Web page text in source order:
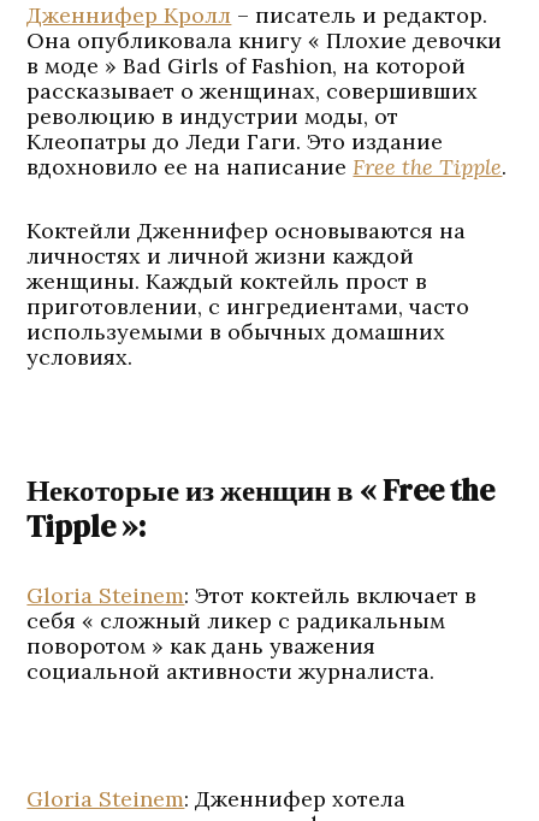
Дженнифер Кролл – писатель и редактор.
Она опубликовала книгу « Плохие девочки
в моде » Bad Girls of Fashion, на которой
рассказывает о женщинах, совершивших
революцию в индустрии моды, от
Клеопатры до Леди Гаги. Это издание
вдохновило ее на написаниеFree the Tipple.
Коктейли Дженнифер основываются на
личностях и личной жизни каждой
женщины. Каждый коктейль прост в
приготовлении, с ингредиентами, часто
используемыми в обычных домашних
условиях.
Некоторые из женщин в « Free the
Tipple »:
Gloria Steinem: Этот коктейль включает в
себя « сложный ликер с радикальным
поворотом » как дань уважения
социальной активности журналиста.
Gloria Steinem: Дженнифер хотела